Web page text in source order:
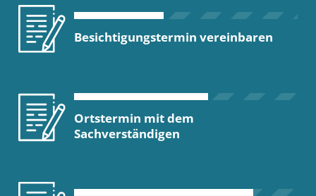
Besichtigungstermin vereinbaren
Ortstermin mit dem
Sachverständigen